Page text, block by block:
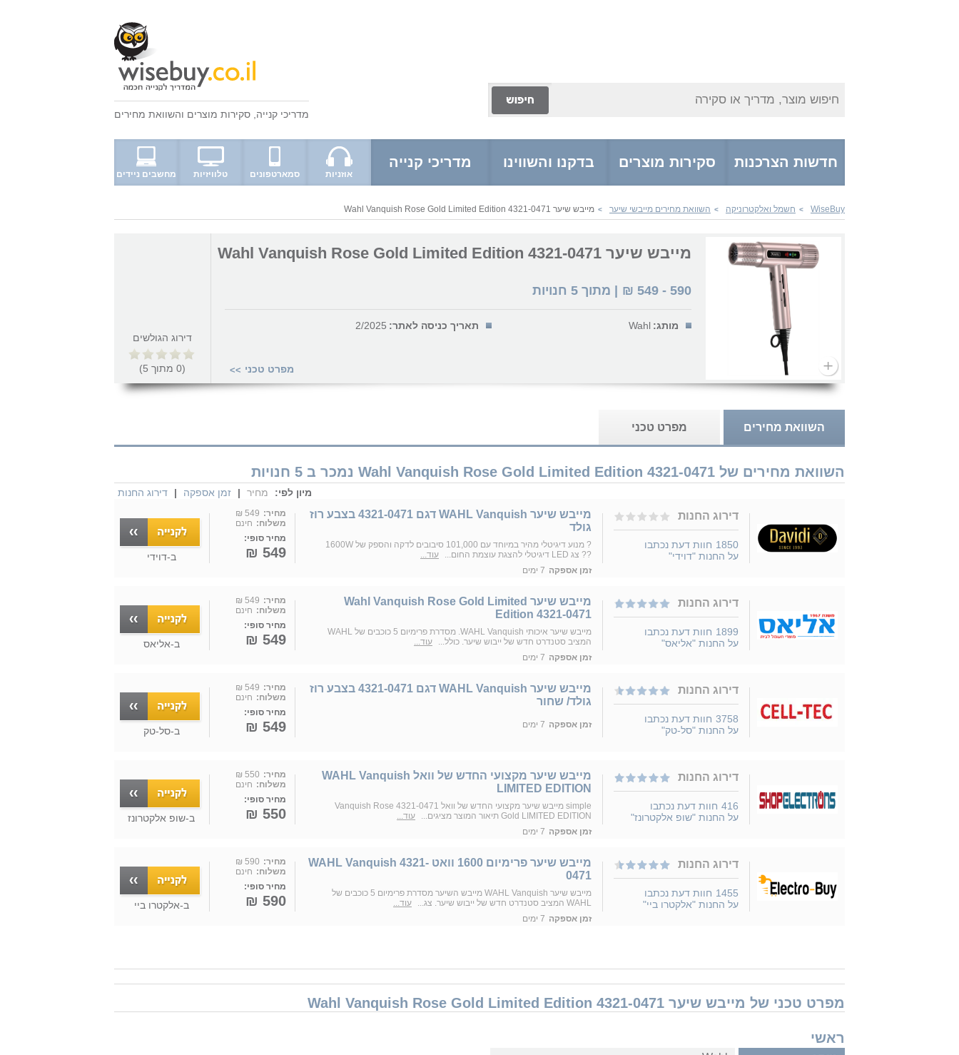
חיפוש מוצר, מדריך או סקירה
מדריכי קנייה סקירות מוצרים והשוואת מחירים
חדשות הצרכנות סקירות מוצרים בדקנו והשווינו מדריכי קנייה
אוזניות סמארטפונים טלוויזיות מחשבים ניידים
WiseBuy
> חשמל ואלקטרוניקה > השוואת מחירים מייבשי שיער > מייבש שיער Wahl Vanquish Rose Gold Limited Edition 4321-0471
מייבש שיער Wahl Vanquish Rose Gold Limited Edition 4321-0471
590
-
549
₪ | מתוך 5 חנויות
מותג: Wahl תאריך כניסה לאתר: 2/2025
מפרט טכני >>
דירוג הגולשים
(
0 מתוך 5
)
השוואת מחירים מפרט טכני
השוואת מחירים של Wahl Vanquish Rose Gold Limited Edition 4321-0471 נמכר ב 5 חנויות
מיון לפי: מחיר | זמן אספקה | דירוג החנות
דירוג החנות
1850 חוות דעת נכתבו
על החנות "דוידי"
מייבש שיער WAHL Vanquish דגם 4321-0471 בצבע רוז
גולד
? מנוע דיגיטלי מהיר במיוחד עם 101,000 סיבובים לדקה והספק של 1600W
?? צג LED דיגיטלי להצגת עוצמת החום...
עוד...
זמן אספקה 7 ימים
מחיר: 549 ₪
משלוח: חינם
מחיר סופי:
549 ₪ ב-דוידי
דירוג החנות
1899 חוות דעת נכתבו
על החנות "אליאס"
מייבש שיער Wahl Vanquish Rose Gold Limited
Edition 4321-0471
מייבש שיער איכותי WAHL Vanquish. מסדרת פרימיום 5 כוכבים של WAHL
המציב סטנדרט חדש של ייבוש שיער. כולל...
עוד...
זמן אספקה 7 ימים
מחיר: 549 ₪
משלוח: חינם
מחיר סופי:
549 ₪ ב-אליאס
דירוג החנות
3758 חוות דעת נכתבו
על החנות "סל-טק"
מייבש שיער WAHL Vanquish דגם 4321-0471 בצבע רוז
גולד/ שחור
זמן אספקה 7 ימים
מחיר: 549 ₪
משלוח: חינם
מחיר סופי:
549 ₪ ב-סל-טק
דירוג החנות
416 חוות דעת נכתבו
על החנות "שופ אלקטרונז"
מייבש שיער מקצועי החדש של וואל WAHL Vanquish
LIMITED EDITION
simple מייבש שיער מקצועי החדש של וואל 4321-0471 Vanquish Rose
Gold LIMITED EDITION תיאור המוצר מציגים...
עוד...
זמן אספקה 7 ימים
מחיר: 550 ₪
משלוח: חינם
מחיר סופי:
550 ₪ ב-שופ אלקטרונז
דירוג החנות
1455 חוות דעת נכתבו
על החנות "אלקטרו ביי"
מייבש שיער פרימיום 1600 וואט WAHL Vanquish 4321-
0471
מייבש שיער WAHL Vanquish מייבש השיער מסדרת פרימיום 5 כוכבים של
WAHL המציב סטנדרט חדש של ייבוש שיער. צג...
עוד...
זמן אספקה 7 ימים
מחיר: 590 ₪
משלוח: חינם
מחיר סופי:
590 ₪ ב-אלקטרו ביי
מפרט טכני של מייבש שיער Wahl Vanquish Rose Gold Limited Edition 4321-0471
ראשי